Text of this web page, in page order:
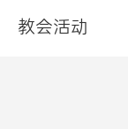
教会活动